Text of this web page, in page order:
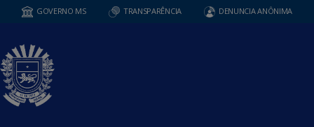
GOVERNO MS TRANSPARÊNCIA DENUNCIA ANÔNIMA